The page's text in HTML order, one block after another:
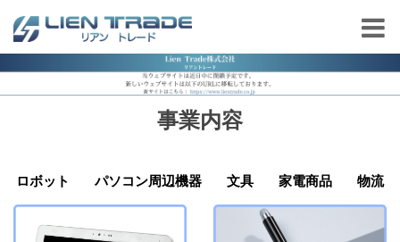
事業内容
ロボット パソコン周辺機器 文具 家電商品 物流